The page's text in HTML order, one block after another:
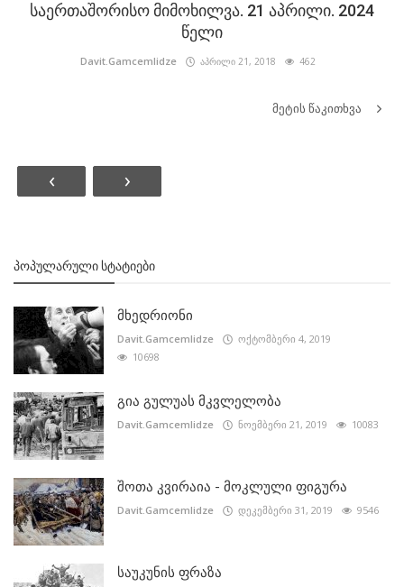
საერთაშორისო მიმოხილვა. 21 აპრილი. 2024
წელი
Davit.Gamcemlidze აპრილი 21, 2018 462
მეტის წაკითხვა
‹ ›
ᲞᲝᲞᲣᲚᲐᲠᲣᲚᲘ ᲡᲢᲐᲢᲘᲔᲑᲘ
მხედრიონი
Davit.Gamcemlidze
ოქტომბერი 4, 2019
10698
გია გულუას მკვლელობა
Davit.Gamcemlidze ნოემბერი 21, 2019 10083
შოთა კვირაია - მოკლული ფიგურა
Davit.Gamcemlidze დეკემბერი 31, 2019 9546
საუკუნის ფრაზა